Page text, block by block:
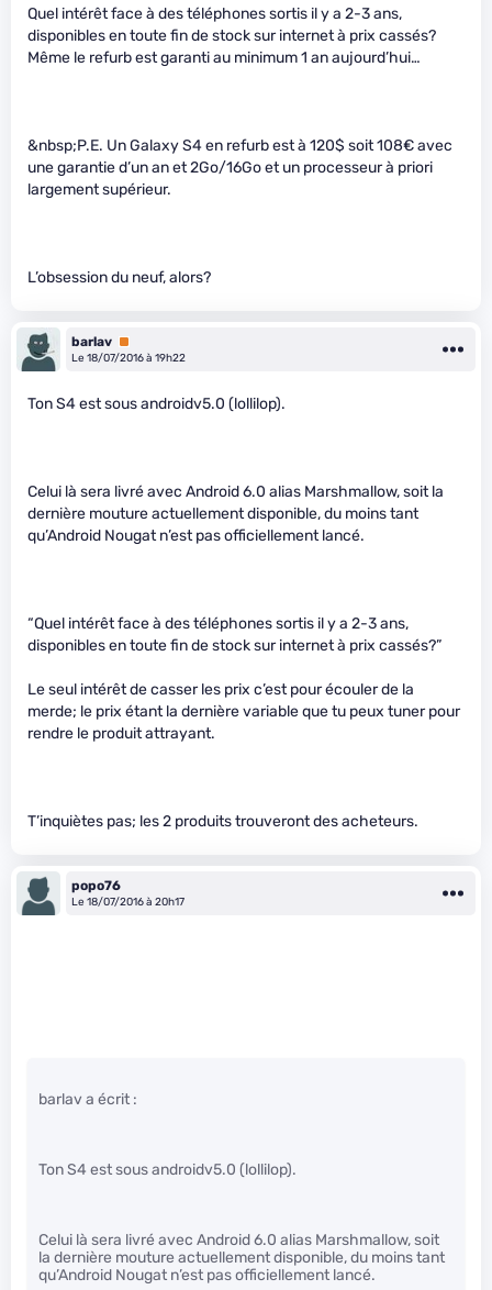
Quel intérêt face à des téléphones sortis il y a 2-3 ans,
disponibles en toute fin de stock sur internet à prix cassés?
Même le refurb est garanti au minimum 1 an aujourd’hui…
&nbsp;P.E. Un Galaxy S4 en refurb est à 120$ soit 108€ avec
une garantie d’un an et 2Go/16Go et un processeur à priori
largement supérieur.
L’obsession du neuf, alors?
barlav Premium
Le 18/07/2016 à 19h22
Ton S4 est sous androidv5.0 (lollilop).
Celui là sera livré avec Android 6.0 alias Marshmallow, soit la
dernière mouture actuellement disponible, du moins tant
qu’Android Nougat n’est pas officiellement lancé.
“Quel intérêt face à des téléphones sortis il y a 2-3 ans,
disponibles en toute fin de stock sur internet à prix cassés?”
Le seul intérêt de casser les prix c’est pour écouler de la
merde; le prix étant la dernière variable que tu peux tuner pour
rendre le produit attrayant.
T’inquiètes pas; les 2 produits trouveront des acheteurs.
popo76
Le 18/07/2016 à 20h17
barlav a écrit :
Ton S4 est sous androidv5.0 (lollilop).
Celui là sera livré avec Android 6.0 alias Marshmallow, soit
la dernière mouture actuellement disponible, du moins tant
qu’Android Nougat n’est pas officiellement lancé.